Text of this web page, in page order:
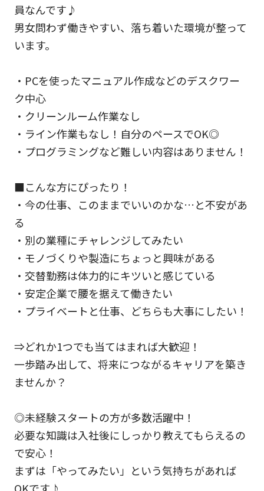
員なんです♪
男女問わず働きやすい、落ち着いた環境が整って
います。
・PCを使ったマニュアル作成などのデスクワー
ク中心
・クリーンルーム作業なし
・ライン作業もなし！自分のペースでOK◎
・プログラミングなど難しい内容はありません！
■こんな方にぴったり！
・今の仕事、このままでいいのかな…と不安があ
る
・別の業種にチャレンジしてみたい
・モノづくりや製造にちょっと興味がある
・交替勤務は体力的にキツいと感じている
・安定企業で腰を据えて働きたい
・プライベートと仕事、どちらも大事にしたい！
⇒どれか1つでも当てはまれば大歓迎！
一歩踏み出して、将来につながるキャリアを築き
ませんか？
◎未経験スタートの方が多数活躍中！
必要な知識は入社後にしっかり教えてもらえるの
で安心！
まずは「やってみたい」という気持ちがあれば
OKです♪